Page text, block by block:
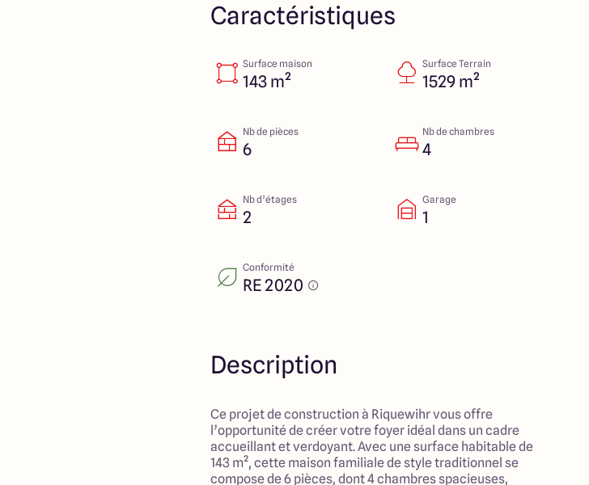
Caractéristiques
Surface maison
143 m²
Surface Terrain
1529 m²
Nb de pièces
6
Nb de chambres
4
Nb d’étages
2
Garage
1
Conformité
RE 2020
Description
Ce projet de construction à Riquewihr vous offre
l’opportunité de créer votre foyer idéal dans un cadre
accueillant et verdoyant. Avec une surface habitable de
143 m², cette maison familiale de style traditionnel se
compose de 6 pièces, dont 4 chambres spacieuses,